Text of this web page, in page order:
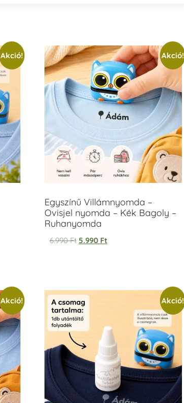
Akció! Akció!
Egyszínű Villámnyomda –
Ovisjel nyomda – Kék Bagoly –
Ruhanyomda
6.990Ft 5.990 Ft
Akció! Akció!